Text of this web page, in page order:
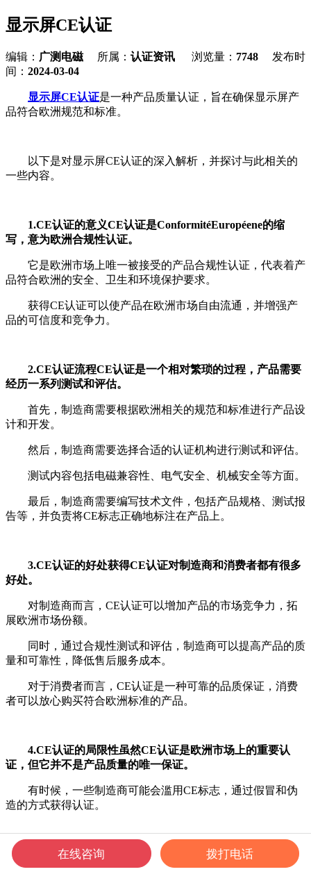
显示屏CE认证
编辑： 广测电磁所属： 认证资讯 浏览量： 7748 发布时
间： 2024-03-04
显示屏CE认证是一种产品质量认证，旨在确保显示屏产
品符合欧洲规范和标准。
以下是对显示屏CE认证的深入解析，并探讨与此相关的
一些内容。
1.CE认证的意义CE认证是ConformitéEuropéene的缩
写，意为欧洲合规性认证。
它是欧洲市场上唯一被接受的产品合规性认证，代表着产
品符合欧洲的安全、卫生和环境保护要求。
获得CE认证可以使产品在欧洲市场自由流通，并增强产
品的可信度和竞争力。
2.CE认证流程CE认证是一个相对繁琐的过程，产品需要
经历一系列测试和评估。
首先，制造商需要根据欧洲相关的规范和标准进行产品设
计和开发。
然后，制造商需要选择合适的认证机构进行测试和评估。
测试内容包括电磁兼容性、电气安全、机械安全等方面。
最后，制造商需要编写技术文件，包括产品规格、测试报
告等，并负责将CE标志正确地标注在产品上。
3.CE认证的好处获得CE认证对制造商和消费者都有很多
好处。
对制造商而言，CE认证可以增加产品的市场竞争力，拓
展欧洲市场份额。
同时，通过合规性测试和评估，制造商可以提高产品的质
量和可靠性，降低售后服务成本。
对于消费者而言，CE认证是一种可靠的品质保证，消费
者可以放心购买符合欧洲标准的产品。
4.CE认证的局限性虽然CE认证是欧洲市场上的重要认
证，但它并不是产品质量的唯一保证。
有时候，一些制造商可能会滥用CE标志，通过假冒和伪
造的方式获得认证。
5.未来发展趋势随着技术的发展和市场需求的变化，CE
认证也在不断更新和改进。
在线咨询 拨打电话